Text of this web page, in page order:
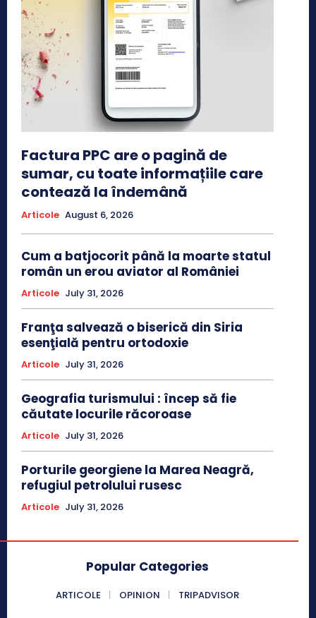
Factura PPC are o pagină de
sumar, cu toate informațiile care
contează la îndemână
Articole August 6, 2026
Cum a batjocorit până la moarte statul
român un erou aviator al României
Articole July 31, 2026
Franţa salvează o biserică din Siria
esenţială pentru ortodoxie
Articole July 31, 2026
Geografia turismului : încep să fie
căutate locurile răcoroase
Articole July 31, 2026
Porturile georgiene la Marea Neagră,
refugiul petrolului rusesc
Articole July 31, 2026
Popular Categories
ARTICOLE OPINION TRIPADVISOR